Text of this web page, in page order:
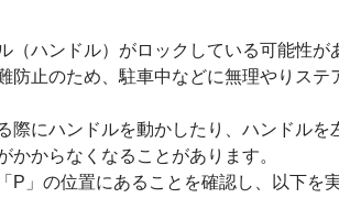
（ハンドル）がロックしている可能性が
防止のため、駐車中などに無理やりス
際にハンドルを動かしたり、ハンドル
かからなくなることがあります。
P」の位置にあることを確認し、以下を